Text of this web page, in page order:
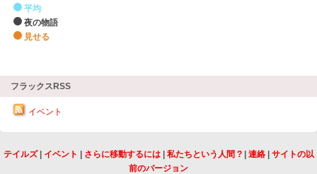
平均
夜の物語
見せる
フラックスRSS
イベント
テイルズ| イベント さらに移動するには| 私たちという人間 ?| 連絡| サイトの以
前のバージョン